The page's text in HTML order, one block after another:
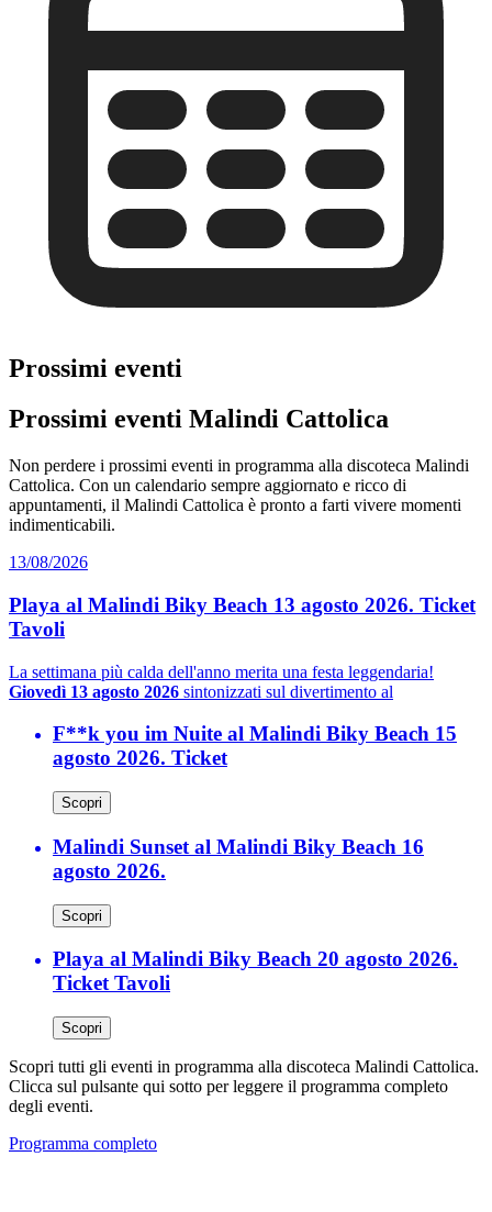
Prossimi eventi
Prossimi eventi Malindi Cattolica
Non perdere i prossimi eventi in programma alla discoteca Malindi
Cattolica. Con un calendario sempre aggiornato e ricco di
appuntamenti, il Malindi Cattolica è pronto a farti vivere momenti
indimenticabili.
13/08/2026
Playa al Malindi Biky Beach 13 agosto 2026. Ticket
Tavoli
La settimana più calda dell'anno merita una festa leggendaria!
Giovedì 13 agosto 2026 sintonizzati sul divertimento al
F**k you im Nuite al Malindi Biky Beach 15
agosto 2026. Ticket
Scopri
Malindi Sunset al Malindi Biky Beach 16
agosto 2026.
Scopri
Playa al Malindi Biky Beach 20 agosto 2026.
Ticket Tavoli
Scopri
Scopri tutti gli eventi in programma alla discoteca Malindi Cattolica.
Clicca sul pulsante qui sotto per leggere il programma completo
degli eventi.
Programma completo